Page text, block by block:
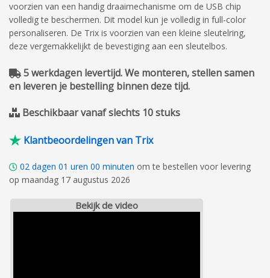
voorzien van een handig draaimechanisme om de USB chip
volledig te beschermen. Dit model kun je volledig in full-color
personaliseren. De Trix is voorzien van een kleine sleutelring,
deze vergemakkelijkt de bevestiging aan een sleutelbos.
5 werkdagen levertijd. We monteren, stellen samen
en leveren je bestelling binnen deze tijd.
Beschikbaar vanaf slechts 10 stuks
Klantbeoordelingen van Trix
02 dagen 01 uren 00 minuten om te bestellen voor levering
op maandag 17 augustus 2026
Bekijk de video